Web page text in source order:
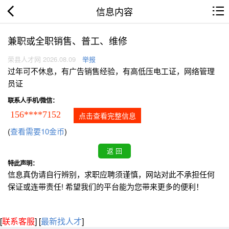
信息内容
兼职或全职销售、普工、维修
荣县人才网 2026.08.09 举报
过年可不休息，有广告销售经验，有高低压电工证，网络管理
员证
联系人手机/微信：
156****7152 点击查看完整信息
(查看需要10金币)
特此声明：
信息真伪请自行辨别，求职应聘须谨慎，网站对此不承担任何
保证或连带责任! 希望我们的平台能为您带来更多的便利！
[联系客服] [最新找人才]